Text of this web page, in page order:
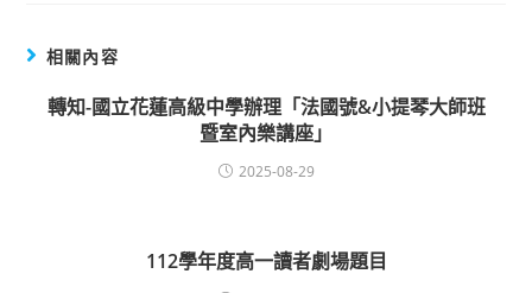
相關內容
轉知-國立花蓮高級中學辦理「法國號&小提琴大師班
暨室內樂講座」
2025-08-29
112學年度高一讀者劇場題目